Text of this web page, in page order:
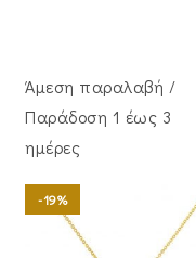
Άμεση παραλαβή /
Παράδoση 1 έως 3
ημέρες
-19%